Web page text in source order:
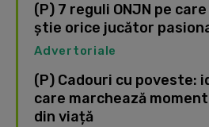
(P) 7 reguli ONJN pe
știe orice jucător
Advertoriale
(P) Cadouri cu poveste:
care marchează
din viață